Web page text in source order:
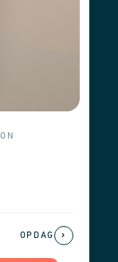
OPDAG ›